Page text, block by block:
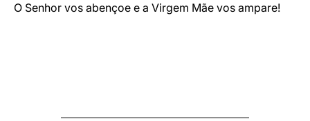
O Senhor vos abençoe e a Virgem Mãe vos ampare!